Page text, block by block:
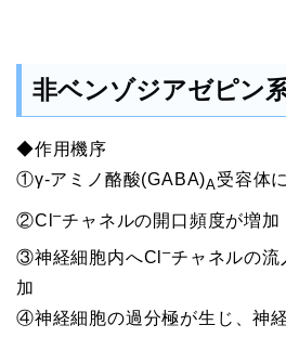
非ベンゾジアゼピン
◆作用機序
①γ-アミノ酪酸(GABA)A受容体
②Cl–チャネルの開口頻度が増加
③神経細胞内へCl–チャネルの流
加
④神経細胞の過分極が生じ、神